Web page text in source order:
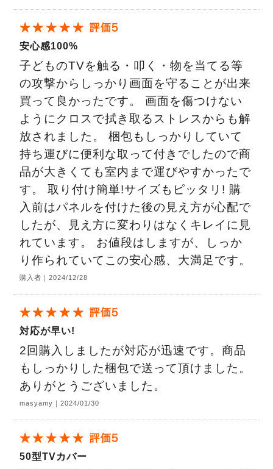
安心感100%
子どものTVを触る・叩く・物を当てる等
の攻撃からしっかり画面を守ることが出来
買って良かったです。 画面を傷つけない
ようにクロスで拭き取るストレスからも解
放されました。 梱包もしっかりしていて
持ち運びに便利な取って付きでしたので商
品が大きくても室内まで運びやすかったで
す。 取り付け簡単!サイズもピッタリ! 購
入前はパネルを付けた後の見え方が心配で
したが、見え方に変わりはなくキレイに見
れています。 お値段はしますが、しっか
り作られていてこの安心感、大満足です。
購入者｜2024/12/28
対応が早い!
2回購入しましたが対応が迅速です。商品
もしっかりした梱包で送って頂けました。
ありがとうございました。
masyamy｜2024/01/30
50型TVカバー